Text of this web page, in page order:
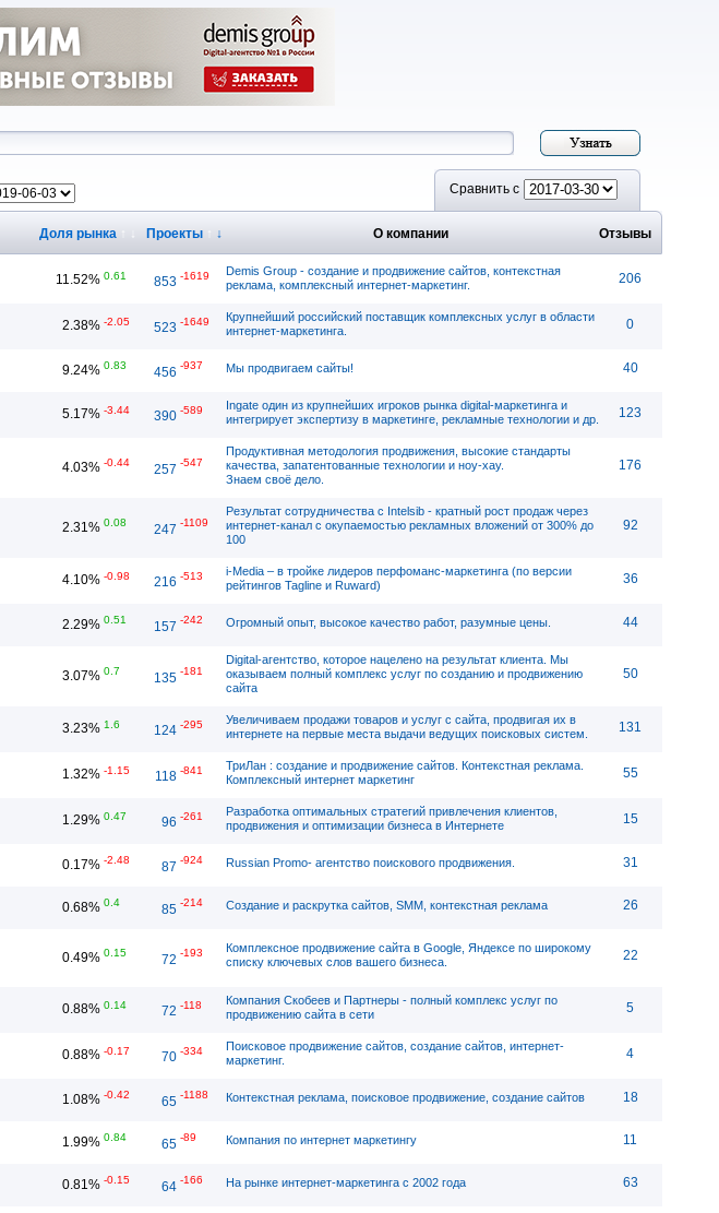
Сравнить с
Доля рынка Проекты ↓ О компании Отзывы
11.52% 0.61 853 -1619
Demis Group - cоздание и продвижение сайтов, контекстная
реклама, комплексный интернет-маркетинг.
206
2.38% -2.05 523 -1649
Крупнейший российский поставщик комплексных услуг в области
интернет-маркетинга.
0
9.24% 0.83 456 -937 Мы продвигаем сайты! 40
5.17% -3.44 390 -589
Ingate один из крупнейших игроков рынка digital-маркетинга и
интегрирует экспертизу в маркетинге, рекламные технологии и др.
123
4.03% -0.44 257 -547
Продуктивная методология продвижения, высокие стандарты
качества, запатентованные технологии и ноу-хау.
Знаем своё дело.
176
2.31% 0.08 247 -1109
Результат сотрудничества с Intelsib - кратный рост продаж через
интернет-канал с окупаемостью рекламных вложений от 300% до
100
92
4.10% -0.98 216 -513
i-Media – в тройке лидеров перфоманс-маркетинга (по версии
рейтингов Tagline и Ruward)
36
2.29% 0.51 157 -242 Огромный опыт, высокое качество работ, разумные цены. 44
3.07% 0.7 135 -181
Digital-агентство, которое нацелено на результат клиента. Мы
оказываем полный комплекс услуг по созданию и продвижению
сайта
50
3.23% 1.6 124 -295
Увеличиваем продажи товаров и услуг с сайта, продвигая их в
интернете на первые места выдачи ведущих поисковых систем.
131
1.32% -1.15 118 -841
ТриЛан : создание и продвижение сайтов. Контекстная реклама.
Комплексный интернет маркетинг
55
1.29% 0.47 96 -261
Разработка оптимальных стратегий привлечения клиентов,
продвижения и оптимизации бизнеса в Интернете
15
0.17% -2.48 87 -924 Russian Promo- агентство поискового продвижения. 31
0.68% 0.4 85 -214 Создание и раскрутка сайтов, SMM, контекстная реклама 26
0.49% 0.15 72 -193
Комплексное продвижение сайта в Google, Яндексе по широкому
списку ключевых слов вашего бизнеса.
22
0.88% 0.14 72 -118
Компания Скобеев и Партнеры - полный комплекс услуг по
продвижению сайта в сети
5
0.88% -0.17 70 -334
Поисковое продвижение сайтов, создание сайтов, интернет-
маркетинг.
4
1.08% -0.42 65 -1188 Контекстная реклама, поисковое продвижение, создание сайтов 18
1.99% 0.84 65 -89 Компания по интернет маркетингу 11
0.81% -0.15 64 -166 На рынке интернет-маркетинга с 2002 года 63